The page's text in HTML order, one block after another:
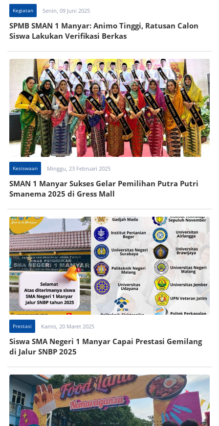
Kegiatan Senin, 09 Juni 2025
SPMB SMAN 1 Manyar: Animo Tinggi, Ratusan Calon
Siswa Lakukan Verifikasi Berkas
Kesiswaan Minggu, 23 Februari 2025
SMAN 1 Manyar Sukses Gelar Pemilihan Putra Putri
Smanema 2025 di Gress Mall
Prestasi Kamis, 20 Maret 2025
Siswa SMA Negeri 1 Manyar Capai Prestasi Gemilang
di Jalur SNBP 2025